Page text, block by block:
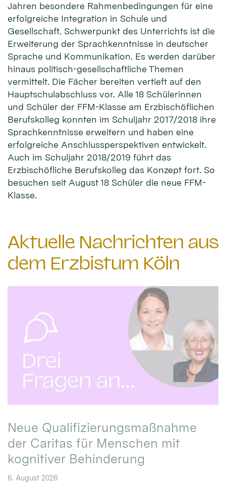
Jahren besondere Rahmenbedingungen für eine
erfolgreiche Integration in Schule und
Gesellschaft. Schwerpunkt des Unterrichts ist die
Erweiterung der Sprachkenntnisse in deutscher
Sprache und Kommunikation. Es werden darüber
hinaus politisch-gesellschaftliche Themen
vermittelt. Die Fächer bereiten vertieft auf den
Hauptschulabschluss vor. Alle 18 Schülerinnen
und Schüler der FFM-Klasse am Erzbischöflichen
Berufskolleg konnten im Schuljahr 2017/2018 ihre
Sprachkenntnisse erweitern und haben eine
erfolgreiche Anschlussperspektiven entwickelt.
Auch im Schuljahr 2018/2019 führt das
Erzbischöfliche Berufskolleg das Konzept fort. So
besuchen seit August 18 Schüler die neue FFM-
Klasse.
Aktuelle Nachrichten aus
dem Erzbistum Köln
Neue Qualifizierungsmaßnahme
der Caritas für Menschen mit
kognitiver Behinderung
6. August 2026